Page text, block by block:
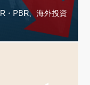
・PBR、海外投資